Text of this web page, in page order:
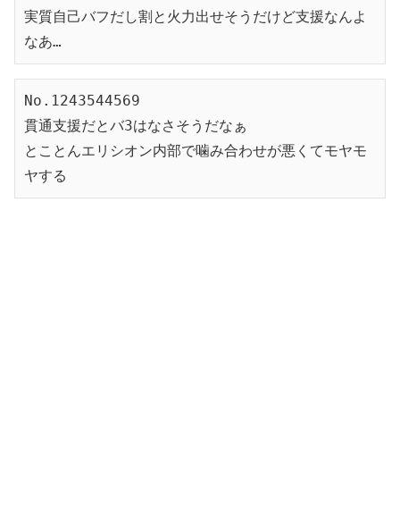
実質自己バフだし割と火力出せそうだけど支援なんよ
なあ…
No.1243544569
貫通支援だとバ3はなさそうだなぁ
とことんエリシオン内部で噛み合わせが悪くてモヤモ
ヤする